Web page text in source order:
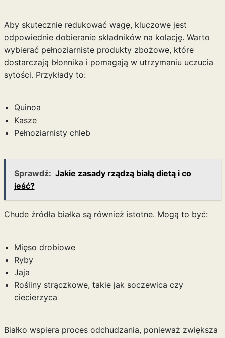
Aby skutecznie redukować wagę, kluczowe jest
odpowiednie dobieranie składników na kolację. Warto
wybierać pełnoziarniste produkty zbożowe, które
dostarczają błonnika i pomagają w utrzymaniu uczucia
sytości. Przykłady to:
Quinoa
Kasze
Pełnoziarnisty chleb
Sprawdź: Jakie zasady rządzą białą dietą i co
jeść?
Chude źródła białka są również istotne. Mogą to być:
Mięso drobiowe
Ryby
Jaja
Rośliny strączkowe, takie jak soczewica czy
ciecierzyca
Białko wspiera proces odchudzania, ponieważ zwiększa